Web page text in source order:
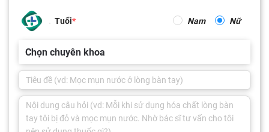
Tuổi Nam Nữ
Chọn chuyên khoa